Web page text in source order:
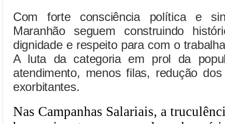
Com forte consciência política e
Maranhão seguem construindo
dignidade e respeito para com o
A luta da categoria em prol da
atendimento, menos filas, redução
exorbitantes.
Nas Campanhas Salariais, a